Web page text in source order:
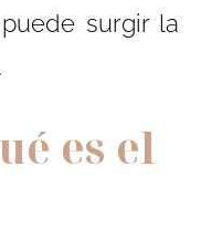
surgir la
es el